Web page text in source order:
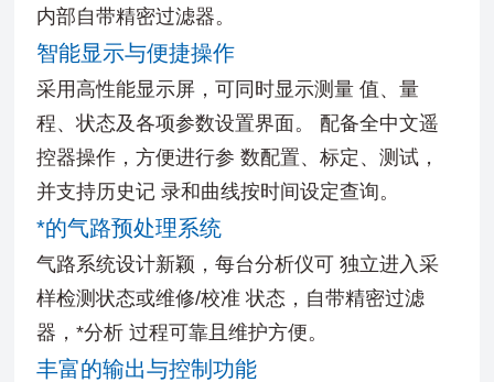
内部自带精密过滤器。
智能显示与便捷操作
采用高性能显示屏，可同时显示测量 值、量
程、状态及各项参数设置界面。 配备全中文遥
控器操作，方便进行参 数配置、标定、测试，
并支持历史记 录和曲线按时间设定查询。
*的气路预处理系统
气路系统设计新颖，每台分析仪可 独立进入采
样检测状态或维修/校准 状态，自带精密过滤
器，*分析 过程可靠且维护方便。
丰富的输出与控制功能